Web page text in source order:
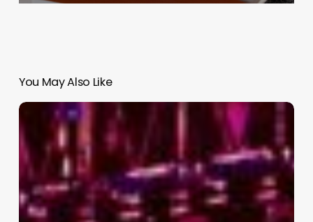
You May Also Like
Polymarchs
vibra
con
su
Tour
Master
Mind